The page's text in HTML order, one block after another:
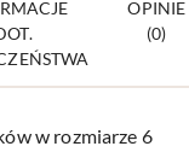
OPINIE
(0)
w rozmiarze 6